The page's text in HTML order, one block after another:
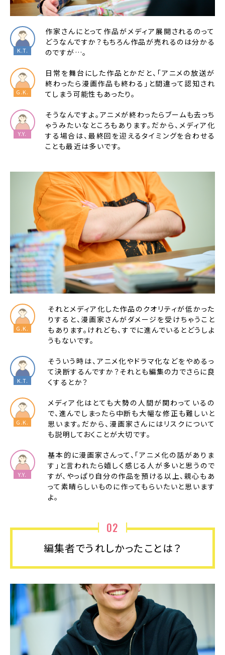
作家さんにとって作品がメディア展開されるのって
どうなんですか？もちろん作品が売れるのは分かる
のですが…。
日常を舞台にした作品とかだと、「アニメの放送が
終わったら漫画作品も終わる」と間違って認知され
てしまう可能性もあったり。
そうなんですよ。アニメが終わったらブームも去っち
ゃうみたいなところもあります。だから、メディア化
する場合は、最終回を迎えるタイミングを合わせる
ことも最近は多いです。
それとメディア化した作品のクオリティが低かった
りすると、漫画家さんがダメージを受けちゃうこと
もあります。けれども、すでに進んでいるとどうしよ
うもないです。
そういう時は、アニメ化やドラマ化などをやめるっ
て決断するんですか？それとも編集の力でさらに良
くするとか？
メディア化はとても大勢の人間が関わっているの
で、進んでしまったら中断も大幅な修正も難しいと
思います。だから、漫画家さんにはリスクについて
も説明しておくことが大切です。
基本的に漫画家さんって、「アニメ化の話がありま
す」と言われたら嬉しく感じる人が多いと思うので
すが、やっぱり自分の作品を預ける以上、親心もあ
って素晴らしいものに作ってもらいたいと思います
よ。
02
編集者でうれしかったことは？